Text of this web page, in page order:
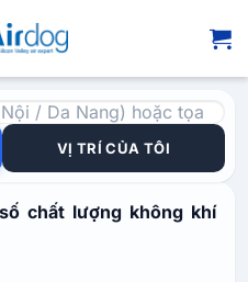
VỊ TRÍ CỦA TÔI
chất lượng không khí